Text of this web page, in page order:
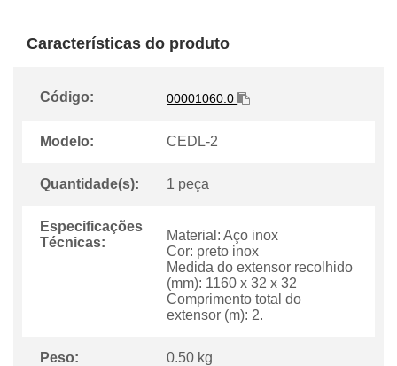
Características do produto
Código: 00001060.0
Modelo: CEDL-2
Quantidade(s): 1 peça
Especificações
Técnicas:
Material: Aço inox
Cor: preto inox
Medida do extensor recolhido
(mm): 1160 x 32 x 32
Comprimento total do
extensor (m): 2.
Peso: 0.50 kg